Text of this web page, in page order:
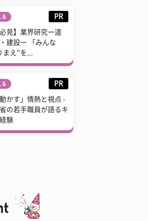
る PR
必見】業界研究ー道
建設ー 「みんな
え”を...
る PR
動かす」情熱と視点 -
の若手職員が語るキ
験